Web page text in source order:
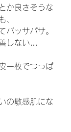
か良さそうな
、
パッサパサ。
しない…
一枚でつっぱ
の敏感肌にな